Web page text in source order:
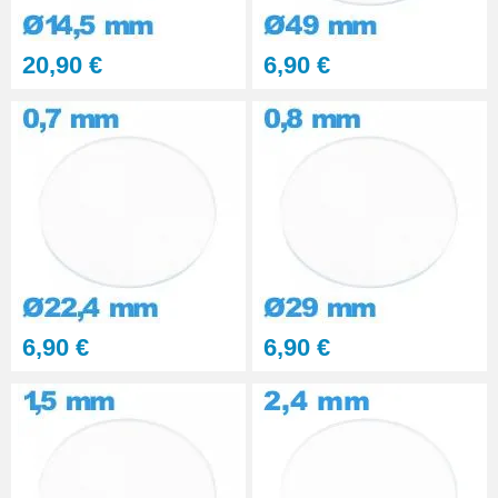
matériaux durs 6 seringues
Presse Boitier Montre Verre
20,90 € 6,90 €
6,90 € 6,90 €